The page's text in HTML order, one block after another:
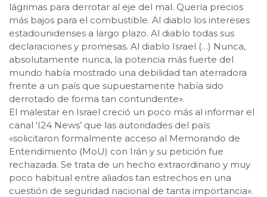
lágrimas para derrotar al eje del mal. Quería precios
más bajos para el combustible. Al diablo los intereses
estadounidenses a largo plazo. Al diablo todas sus
declaraciones y promesas. Al diablo Israel (…) Nunca,
absolutamente nunca, la potencia más fuerte del
mundo había mostrado una debilidad tan aterradora
frente a un país que supuestamente había sido
derrotado de forma tan contundente».
El malestar en Israel creció un poco más al informar el
canal ‘I24 News’ que las autoridades del país
«solicitaron formalmente acceso al Memorando de
Entendimiento (MoU) con Irán y su petición fue
rechazada. Se trata de un hecho extraordinario y muy
poco habitual entre aliados tan estrechos en una
cuestión de seguridad nacional de tanta importancia».